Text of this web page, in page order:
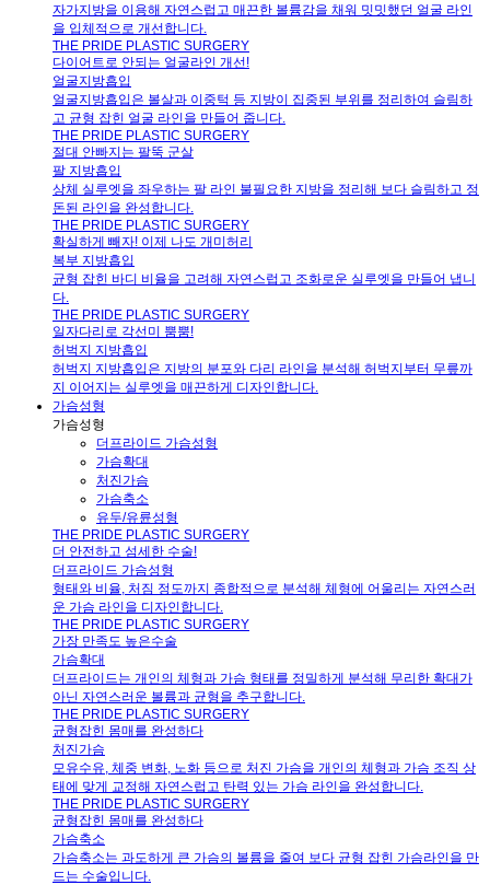
자가지방을 이용해 자연스럽고 매끈한 볼륨감을 채워 밋밋했던 얼굴 라인
을 입체적으로 개선합니다.
THE PRIDE PLASTIC SURGERY
다이어트로 안되는 얼굴라인 개선!
얼굴지방흡입
얼굴지방흡입은 볼살과 이중턱 등 지방이 집중된 부위를 정리하여 슬림하
고 균형 잡힌 얼굴 라인을 만들어 줍니다.
THE PRIDE PLASTIC SURGERY
절대 안빠지는 팔뚝 군살
팔 지방흡입
상체 실루엣을 좌우하는 팔 라인 불필요한 지방을 정리해 보다 슬림하고 정
돈된 라인을 완성합니다.
THE PRIDE PLASTIC SURGERY
확실하게 빼자! 이제 나도 개미허리
복부 지방흡입
균형 잡힌 바디 비율을 고려해 자연스럽고 조화로운 실루엣을 만들어 냅니
다.
THE PRIDE PLASTIC SURGERY
일자다리로 각선미 뿜뿜!
허벅지 지방흡입
허벅지 지방흡입은 지방의 분포와 다리 라인을 분석해 허벅지부터 무릎까
지 이어지는 실루엣을 매끈하게 디자인합니다.
가슴성형
가슴성형
더프라이드 가슴성형
가슴확대
처진가슴
가슴축소
유두/유륜성형
THE PRIDE PLASTIC SURGERY
더 안전하고 섬세한 수술!
더프라이드 가슴성형
형태와 비율, 처짐 정도까지 종합적으로 분석해 체형에 어울리는 자연스러
운 가슴 라인을 디자인합니다.
THE PRIDE PLASTIC SURGERY
가장 만족도 높은수술
가슴확대
더프라이드는 개인의 체형과 가슴 형태를 정밀하게 분석해 무리한 확대가
아닌 자연스러운 볼륨과 균형을 추구합니다.
THE PRIDE PLASTIC SURGERY
균형잡힌 몸매를 완성하다
처진가슴
모유수유, 체중 변화, 노화 등으로 처진 가슴을 개인의 체형과 가슴 조직 상
태에 맞게 교정해 자연스럽고 탄력 있는 가슴 라인을 완성합니다.
THE PRIDE PLASTIC SURGERY
균형잡힌 몸매를 완성하다
가슴축소
가슴축소는 과도하게 큰 가슴의 볼륨을 줄여 보다 균형 잡힌 가슴라인을 만
드는 수술입니다.